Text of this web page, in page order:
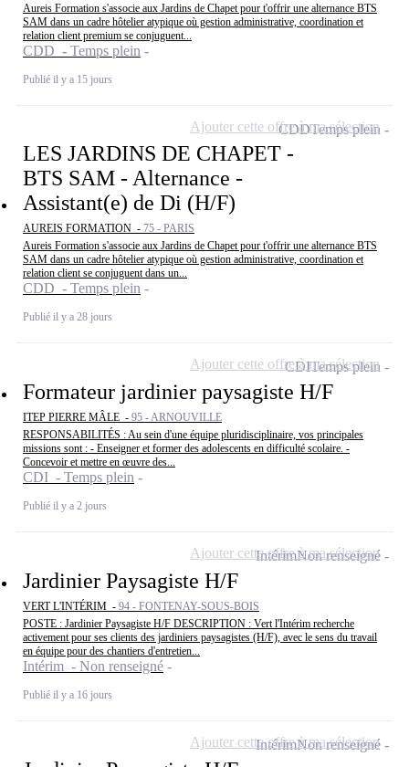
Aureis Formation s'associe aux Jardins de Chapet pour t'offrir une alternance BTS
SAM dans un cadre hôtelier atypique où gestion administrative, coordination et
relation client premium se conjuguent...
CDD - Temps plein
Publié il y a 15 jours
LES JARDINS DE CHAPET -
BTS SAM - Alternance -
Assistant(e) de Di (H/F)
AUREIS FORMATION - 75 - PARIS
Aureis Formation s'associe aux Jardins de Chapet pour t'offrir une alternance BTS
SAM dans un cadre hôtelier atypique où gestion administrative, coordination et
relation client se conjuguent dans un...
CDD - Temps plein
Publié il y a 28 jours
CDDTemps plein
Ajouter cette offre à ma sélection
Formateur jardinier paysagiste H/F
ITEP PIERRE MÂLE - 95 - ARNOUVILLE
RESPONSABILITÉS : Au sein d'une équipe pluridisciplinaire, vos principales
missions sont : - Enseigner et former des adolescents en difficulté scolaire. -
Concevoir et mettre en œuvre des...
CDI - Temps plein
Publié il y a 2 jours
CDITemps plein
Ajouter cette offre à ma sélection
Jardinier Paysagiste H/F
VERT L'INTÉRIM - 94 - FONTENAY-SOUS-BOIS
POSTE : Jardinier Paysagiste H/F DESCRIPTION : Vert l'Intérim recherche
activement pour ses clients des jardiniers paysagistes (H/F), avec le sens du travail
en équipe pour des chantiers d'entretien...
Intérim - Non renseigné
Publié il y a 16 jours
IntérimNon renseigné
Ajouter cette offre à ma sélection
IntérimNon renseigné
Ajouter cette offre à ma sélection